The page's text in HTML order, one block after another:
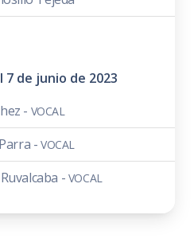
de junio de 2023
- VOCAL
- VOCAL
- VOCAL